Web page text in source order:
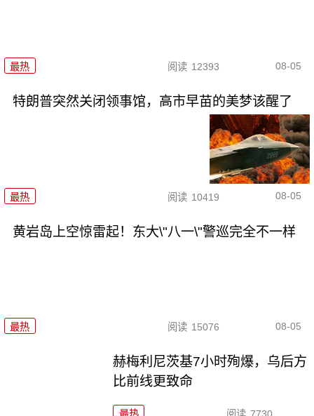
最热 阅读 12393 08-05
特朗普突然关闭领事馆，高市早苗的美梦该醒了
最热 阅读 10419 08-05
黄岩岛上空惊雷起！东大\"八一\"警巡完全不一样
最热 阅读 15076 08-05
赫梅利尼茨基7小时殉爆，乌后方
比前线更致命